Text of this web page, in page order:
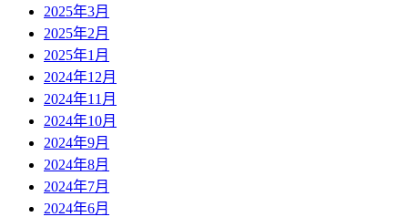
2025年3月
2025年2月
2025年1月
2024年12月
2024年11月
2024年10月
2024年9月
2024年8月
2024年7月
2024年6月